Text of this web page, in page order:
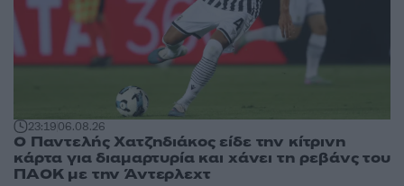
23:1906.08.26
Ο Παντελής Χατζηδιάκος είδε την κίτρινη
κάρτα για διαμαρτυρία και χάνει τη ρεβάνς του
ΠΑΟΚ με την Άντερλεχτ